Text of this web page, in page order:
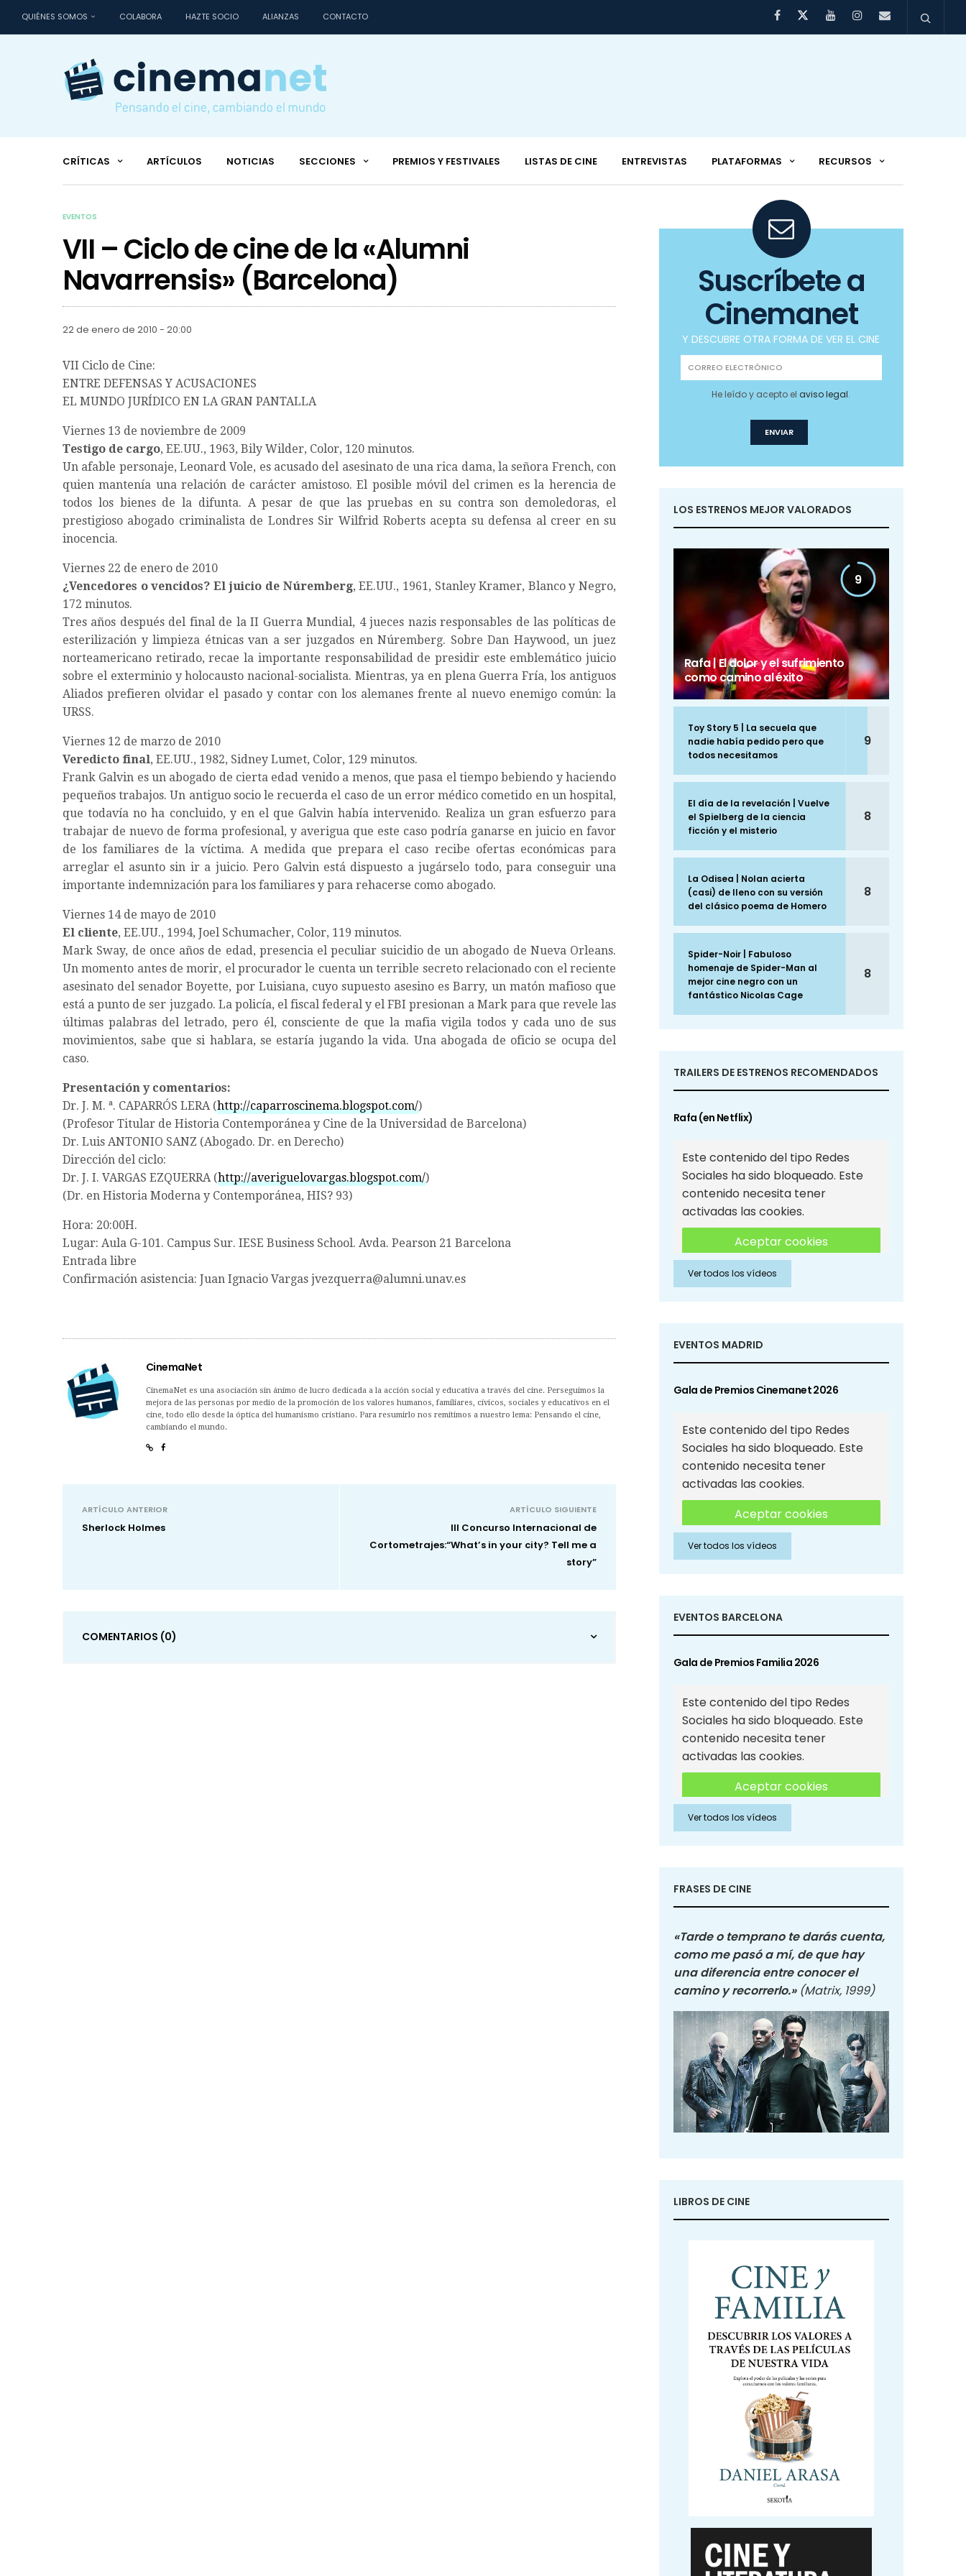
QUIÉNES SOMOS COLABORA HAZTE SOCIO ALIANZAS CONTACTO
CRÍTICAS ARTÍCULOS NOTICIAS SECCIONES PREMIOS Y FESTIVALES LISTAS DE CINE ENTREVISTAS PLATAFORMAS RECURSOS
EVENTOS
VII – Ciclo de cine de la «Alumni
Navarrensis» (Barcelona)
22 de enero de 2010 - 20:00
VII Ciclo de Cine:
ENTRE DEFENSAS Y ACUSACIONES
EL MUNDO JURÍDICO EN LA GRAN PANTALLA
Viernes 13 de noviembre de 2009
Testigo de cargo, EE.UU., 1963, Bily Wilder, Color, 120 minutos.
Un afable personaje, Leonard Vole, es acusado del asesinato de una rica dama, la señora French, con
quien mantenía una relación de carácter amistoso. El posible móvil del crimen es la herencia de
todos los bienes de la difunta. A pesar de que las pruebas en su contra son demoledoras, el
prestigioso abogado criminalista de Londres Sir Wilfrid Roberts acepta su defensa al creer en su
inocencia.
Viernes 22 de enero de 2010
¿Vencedores o vencidos? El juicio de Núremberg, EE.UU., 1961, Stanley Kramer, Blanco y Negro,
172 minutos.
Tres años después del final de la II Guerra Mundial, 4 jueces nazis responsables de las políticas de
esterilización y limpieza étnicas van a ser juzgados en Núremberg. Sobre Dan Haywood, un juez
norteamericano retirado, recae la importante responsabilidad de presidir este emblemático juicio
sobre el exterminio y holocausto nacional-socialista. Mientras, ya en plena Guerra Fría, los antiguos
Aliados prefieren olvidar el pasado y contar con los alemanes frente al nuevo enemigo común: la
URSS.
Viernes 12 de marzo de 2010
Veredicto final, EE.UU., 1982, Sidney Lumet, Color, 129 minutos.
Frank Galvin es un abogado de cierta edad venido a menos, que pasa el tiempo bebiendo y haciendo
pequeños trabajos. Un antiguo socio le recuerda el caso de un error médico cometido en un hospital,
que todavía no ha concluido, y en el que Galvin había intervenido. Realiza un gran esfuerzo para
trabajar de nuevo de forma profesional, y averigua que este caso podría ganarse en juicio en favor
de los familiares de la víctima. A medida que prepara el caso recibe ofertas económicas para
arreglar el asunto sin ir a juicio. Pero Galvin está dispuesto a jugárselo todo, para conseguir una
importante indemnización para los familiares y para rehacerse como abogado.
Viernes 14 de mayo de 2010
El cliente, EE.UU., 1994, Joel Schumacher, Color, 119 minutos.
Mark Sway, de once años de edad, presencia el peculiar suicidio de un abogado de Nueva Orleans.
Un momento antes de morir, el procurador le cuenta un terrible secreto relacionado con el reciente
asesinato del senador Boyette, por Luisiana, cuyo supuesto asesino es Barry, un matón mafioso que
está a punto de ser juzgado. La policía, el fiscal federal y el FBI presionan a Mark para que revele las
últimas palabras del letrado, pero él, consciente de que la mafia vigila todos y cada uno de sus
movimientos, sabe que si hablara, se estaría jugando la vida. Una abogada de oficio se ocupa del
caso.
Presentación y comentarios:
Dr. J. M. ª. CAPARRÓS LERA (http://caparroscinema.blogspot.com/)
(Profesor Titular de Historia Contemporánea y Cine de la Universidad de Barcelona)
Dr. Luis ANTONIO SANZ (Abogado. Dr. en Derecho)
Dirección del ciclo:
Dr. J. I. VARGAS EZQUERRA (http://averiguelovargas.blogspot.com/)
(Dr. en Historia Moderna y Contemporánea, HIS? 93)
Hora: 20:00H.
Lugar: Aula G-101. Campus Sur. IESE Business School. Avda. Pearson 21 Barcelona
Entrada libre
Confirmación asistencia: Juan Ignacio Vargas jvezquerra@alumni.unav.es
CinemaNet
CinemaNet es una asociación sin ánimo de lucro dedicada a la acción social y educativa a través del cine. Perseguimos la
mejora de las personas por medio de la promoción de los valores humanos, familiares, cívicos, sociales y educativos en el
cine, todo ello desde la óptica del humanismo cristiano. Para resumirlo nos remitimos a nuestro lema: Pensando el cine,
cambiando el mundo.
ARTÍCULO ANTERIOR
Sherlock Holmes
ARTÍCULO SIGUIENTE
III Concurso Internacional de
Cortometrajes:“What’s in your city? Tell me a
story”
COMENTARIOS (0)
Suscríbete a
Cinemanet
Y DESCUBRE OTRA FORMA DE VER EL CINE
He leído y acepto elaviso legal.
LOS ESTRENOS MEJOR VALORADOS
9
Rafa | El dolor y el sufrimiento
como camino al éxito
Toy Story 5 | La secuela que
nadie había pedido pero que
todos necesitamos
9
El día de la revelación | Vuelve
el Spielberg de la ciencia
ficción y el misterio
8
La Odisea | Nolan acierta
(casi) de lleno con su versión
del clásico poema de Homero
8
Spider-Noir | Fabuloso
homenaje de Spider-Man al
mejor cine negro con un
fantástico Nicolas Cage
8
TRAILERS DE ESTRENOS RECOMENDADOS
Rafa (en Netflix)
Este contenido del tipo Redes
Sociales ha sido bloqueado. Este
contenido necesita tener
activadas las cookies.
Aceptar cookies
Aceptar cookies de Redes
Sociales
Ver todos los vídeos
EVENTOS MADRID
Gala de Premios Cinemanet 2026
Este contenido del tipo Redes
Sociales ha sido bloqueado. Este
contenido necesita tener
activadas las cookies.
Aceptar cookies
Aceptar cookies de Redes
Sociales
Ver todos los vídeos
EVENTOS BARCELONA
Gala de Premios Familia 2026
Este contenido del tipo Redes
Sociales ha sido bloqueado. Este
contenido necesita tener
activadas las cookies.
Aceptar cookies
Aceptar cookies de Redes
Sociales
Ver todos los vídeos
FRASES DE CINE
«Tarde o temprano te darás cuenta,
como me pasó a mí, de que hay
una diferencia entre conocer el
camino y recorrerlo.» (Matrix, 1999)
LIBROS DE CINE